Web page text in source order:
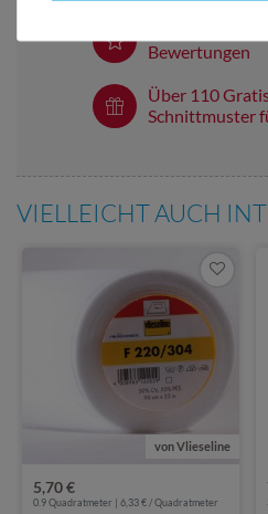
Bewertungen
Über 110
Schnittmuster
VIELLEICHT AUCH
von Vlieseline
5,70 €
0.9 Quadratmeter | 6,33 € / Quadratmeter